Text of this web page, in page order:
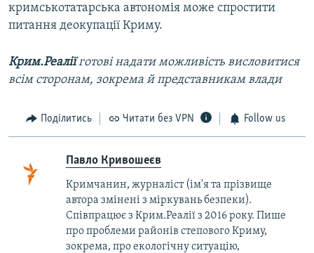
кримськотатарська автономія може спростити
питання деокупації Криму.
Крим.Реаліїготові надати можливість висловитися
всім сторонам, зокрема й представникам влади
Поділитись Читати без VPN Follow us
Павло Кривошеєв
Кримчанин, журналіст (ім'я та прізвище
автора змінені з міркувань безпеки).
Співпрацює з Крим.Реалії з 2016 року. Пише
про проблеми районів степового Криму,
зокрема, про екологічну ситуацію,